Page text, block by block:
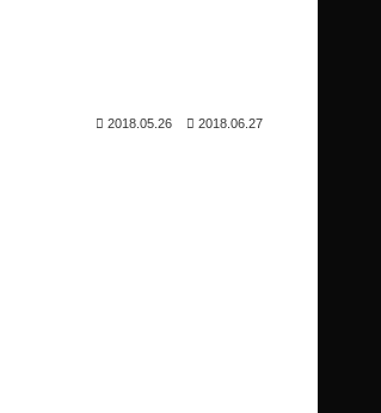
2018.05.26 2018.06.27